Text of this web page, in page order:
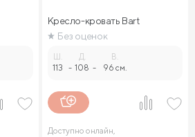
Кресло-кровать Bart
Без оценок
Ш.
113 -
Д.
108 -
В.
96 см.
Доступно онлайн,